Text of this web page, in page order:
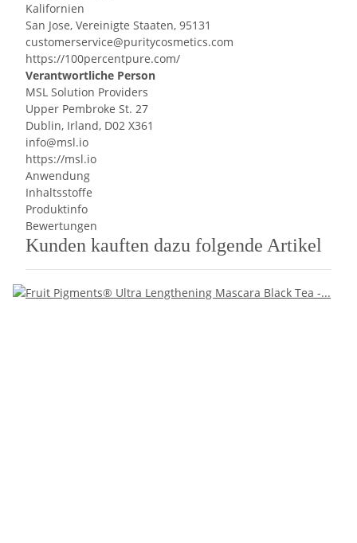
Kalifornien
San Jose, Vereinigte Staaten, 95131
customerservice@puritycosmetics.com
https://100percentpure.com/
Verantwortliche Person
MSL Solution Providers
Upper Pembroke St. 27
Dublin, Irland, D02 X361
info@msl.io
https://msl.io
Anwendung
Inhaltsstoffe
Produktinfo
Bewertungen
Kunden kauften dazu folgende Artikel